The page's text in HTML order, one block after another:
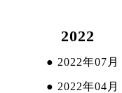
2022
● 2022年07 月
● 2022年04 月